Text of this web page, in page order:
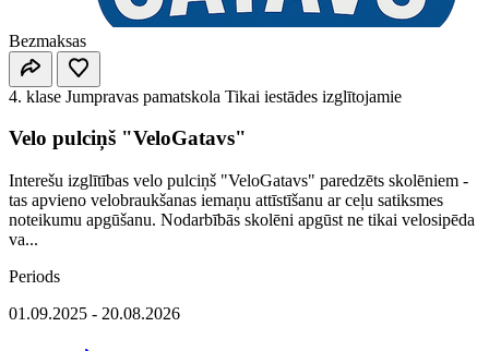
Bezmaksas
4. klase Jumpravas pamatskola Tikai iestādes izglītojamie
Velo pulciņš "VeloGatavs"
Interešu izglītības velo pulciņš "VeloGatavs" paredzēts skolēniem -
tas apvieno velobraukšanas iemaņu attīstīšanu ar ceļu satiksmes
noteikumu apgūšanu. Nodarbībās skolēni apgūst ne tikai velosipēda
va...
Periods
01.09.2025 - 20.08.2026